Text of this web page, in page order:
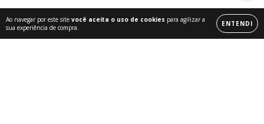
Ao navegar por este site você aceita o uso de cookies para agilizar a
sua experiência de compra.
ENTENDI